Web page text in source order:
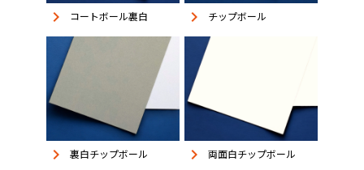
keyboard_arrow_right コートボール裏白 keyboard_arrow_right チップボール
keyboard_arrow_right 裏白チップボール keyboard_arrow_right 両面白チップボール